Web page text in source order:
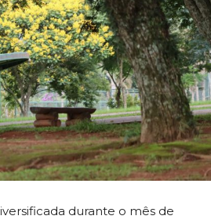
durante o mês de